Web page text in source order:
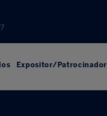
Expositor/Patrocinador